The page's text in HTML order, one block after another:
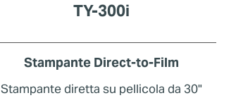
TY-300i
Stampante Direct-to-Film
Stampante diretta su pellicola da 30"